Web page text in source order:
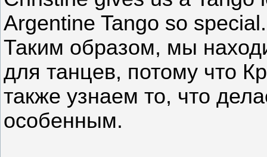
Argentine Tango so special.
Таким образом, мы
для танцев, потому что
также узнаем то, что
особенным.